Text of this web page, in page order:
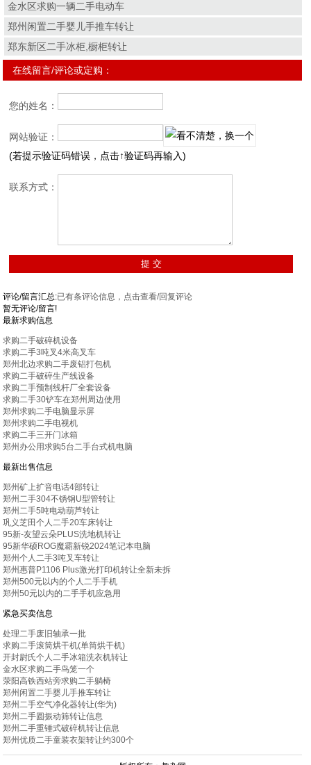
金水区求购一辆二手电动车
郑州闲置二手婴儿手推车转让
郑东新区二手冰柜,橱柜转让
在线留言/评论或定购：
您的姓名：
网站验证：
(若提示验证码错误，点击↑验证码再输入)
联系方式：
评论/留言汇总:已有条评论信息，点击查看/回复评论
暂无评论/留言!
最新求购信息
求购二手破碎机设备
求购二手3吨叉4米高叉车
郑州北边求购二手废铝打包机
求购二手破碎生产线设备
求购二手预制线杆厂全套设备
求购二手30铲车在郑州周边使用
郑州求购二手电脑显示屏
郑州求购二手电视机
求购二手三开门冰箱
郑州办公用求购5台二手台式机电脑
最新出售信息
郑州矿上扩音电话4部转让
郑州二手304不锈钢U型管转让
郑州二手5吨电动葫芦转让
巩义芝田个人二手20车床转让
95新-友望云朵PLUS洗地机转让
95新华硕ROG魔霸新锐2024笔记本电脑
郑州个人二手3吨叉车转让
郑州惠普P1106 Plus激光打印机转让全新未拆
郑州500元以内的个人二手手机
郑州50元以内的二手手机应急用
紧急买卖信息
处理二手废旧轴承一批
求购二手滚筒烘干机(单筒烘干机)
开封尉氏个人二手冰箱洗衣机转让
金水区求购二手鸟笼一个
荥阳高铁西站旁求购二手躺椅
郑州闲置二手婴儿手推车转让
郑州二手空气净化器转让(华为)
郑州二手圆振动筛转让信息
郑州二手重锤式破碎机转让信息
郑州优质二手童装衣架转让约300个